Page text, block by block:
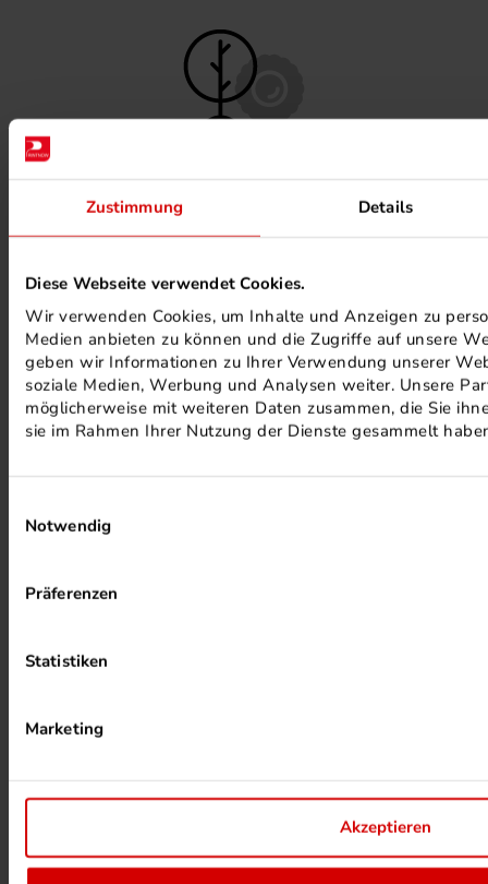
Zustimmung Details
Diese Webseite verwendet Cookies.
Wir verwenden Cookies, um Inhalte und Anzeigen zu
Medien anbieten zu können und die Zugriffe auf unsere
geben wir Informationen zu Ihrer Verwendung unserer
soziale Medien, Werbung und Analysen weiter. Unsere
möglicherweise mit weiteren Daten zusammen, die Sie
sie im Rahmen Ihrer Nutzung der Dienste gesammelt
Notwendig
Präferenzen
Statistiken
Marketing
Akzeptieren
MINERALÖLFREIE FARBEN